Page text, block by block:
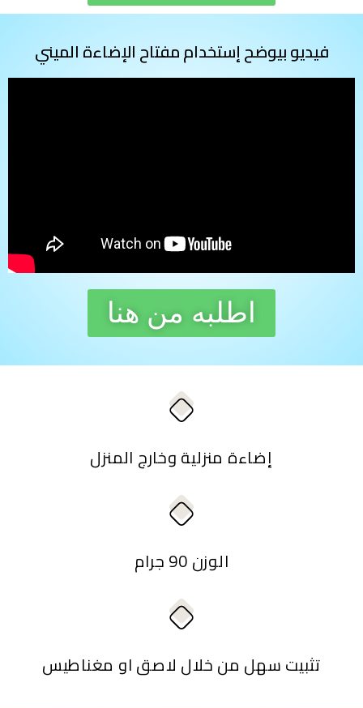
فيديو بيوضح إستخدام مفتاح الإضاءة الميني
اطلبه من هنا
إضاءة منزلية وخارج المنزل
الوزن 90 جرام
تثبيت سهل من خلال لاصق او مغناطيس